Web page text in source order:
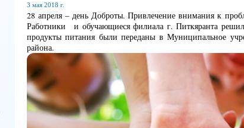
3 мая 2018 г.
28 апреля – день Доброты. Привлечение внимания к
Работники и обучающиеся филиала г. Питкяранта
продукты питания были переданы в Муниципальное
района.